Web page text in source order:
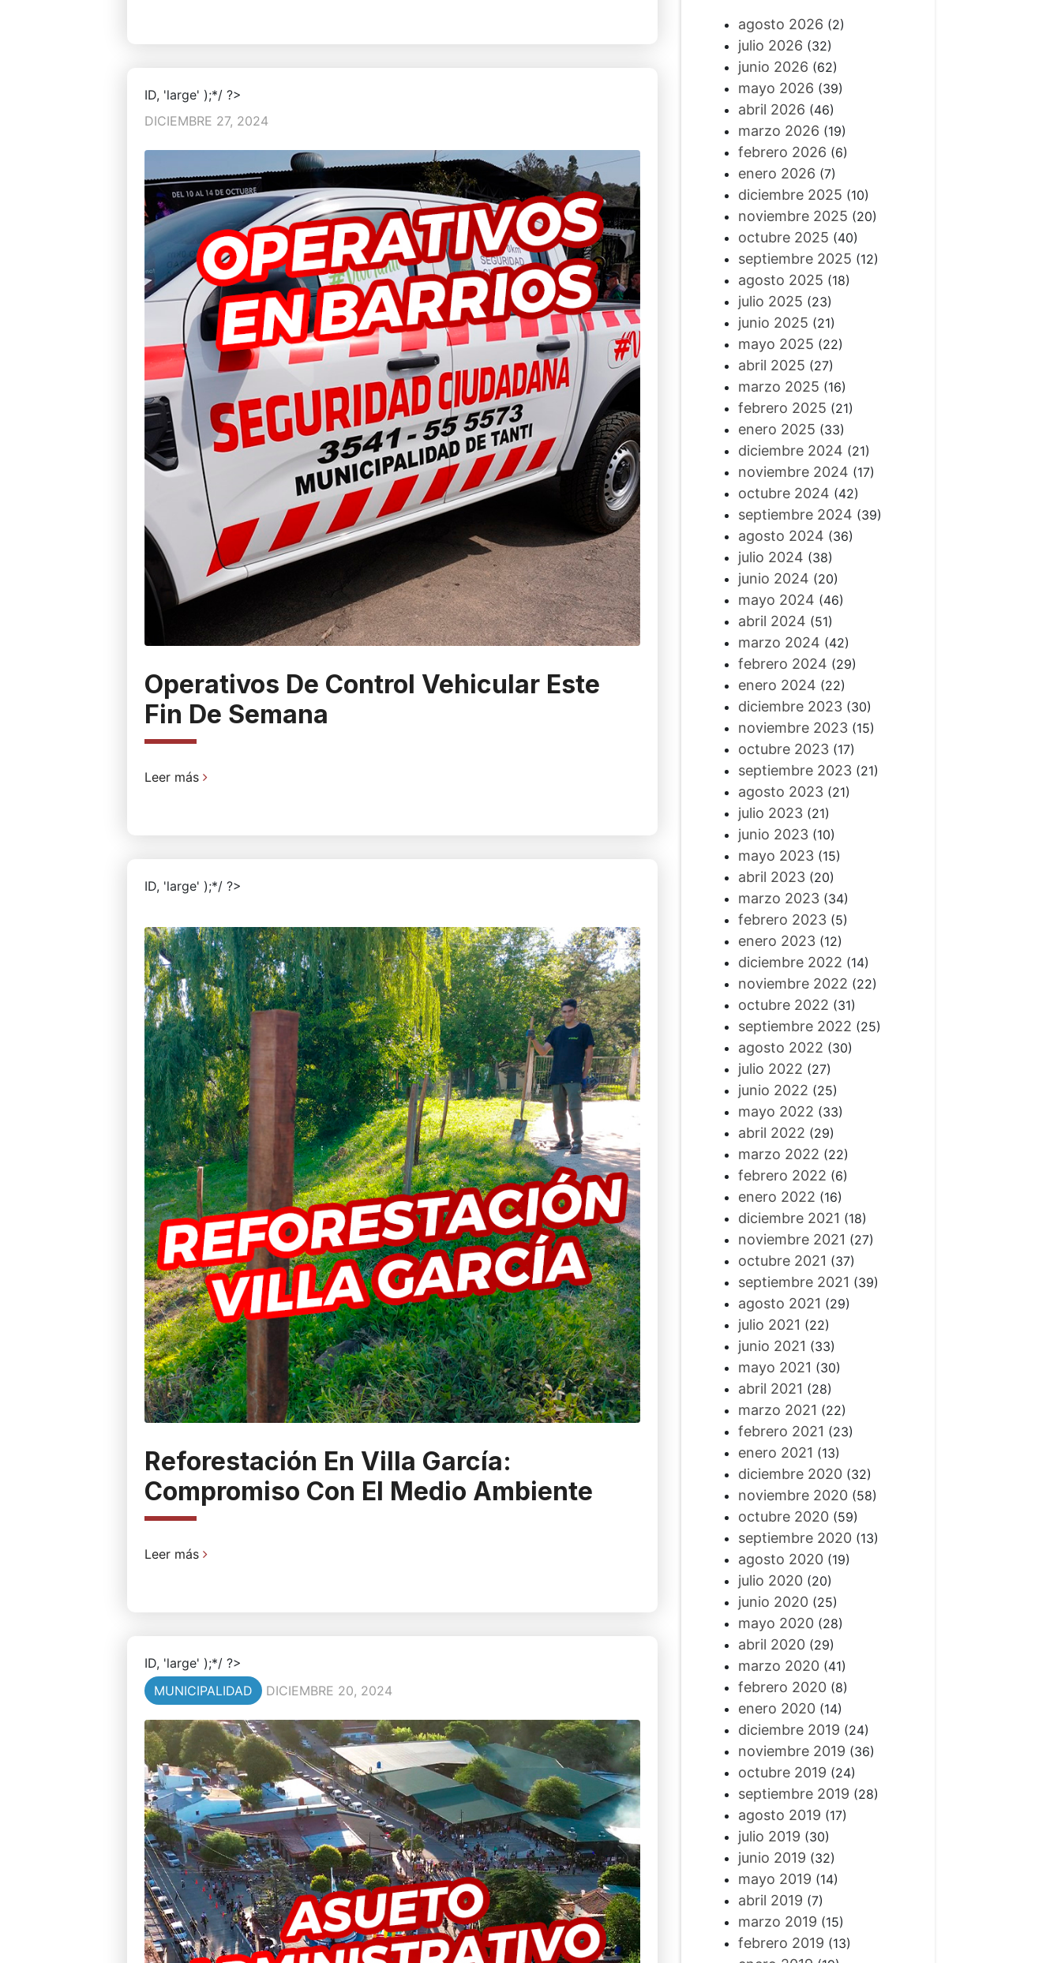
ID, 'large' );*/ ?>
DICIEMBRE 27, 2024
Operativos De Control Vehicular Este
Fin De Semana
Leer más
ID, 'large' );*/ ?>
Reforestación En Villa García:
Compromiso Con El Medio Ambiente
Leer más
ID, 'large' );*/ ?>
MUNICIPALIDAD
DICIEMBRE 20, 2024
agosto 2026 (2)
julio 2026 (32)
junio 2026 (62)
mayo 2026 (39)
abril 2026 (46)
marzo 2026 (19)
febrero 2026 (6)
enero 2026 (7)
diciembre 2025 (10)
noviembre 2025 (20)
octubre 2025 (40)
septiembre 2025 (12)
agosto 2025 (18)
julio 2025 (23)
junio 2025 (21)
mayo 2025 (22)
abril 2025 (27)
marzo 2025 (16)
febrero 2025 (21)
enero 2025 (33)
diciembre 2024 (21)
noviembre 2024 (17)
octubre 2024 (42)
septiembre 2024 (39)
agosto 2024 (36)
julio 2024 (38)
junio 2024 (20)
mayo 2024 (46)
abril 2024 (51)
marzo 2024 (42)
febrero 2024 (29)
enero 2024 (22)
diciembre 2023(30)
noviembre 2023(15)
octubre 2023(17)
septiembre 2023(21)
agosto 2023(21)
julio 2023(21)
junio 2023(10)
mayo 2023(15)
abril 2023(20)
marzo 2023(34)
febrero 2023(5)
enero 2023(12)
diciembre 2022 (14)
noviembre 2022 (22)
octubre 2022 (31)
septiembre 2022 (25)
agosto 2022 (30)
julio 2022 (27)
junio 2022 (25)
mayo 2022 (33)
abril 2022 (29)
marzo 2022 (22)
febrero 2022 (6)
enero 2022 (16)
diciembre 2021 (18)
noviembre 2021 (27)
octubre 2021 (37)
septiembre 2021 (39)
agosto 2021 (29)
julio 2021 (22)
junio 2021 (33)
mayo 2021 (30)
abril 2021 (28)
marzo 2021 (22)
febrero 2021 (23)
enero 2021 (13)
diciembre 2020(32)
noviembre 2020(58)
octubre 2020(59)
septiembre 2020(13)
agosto 2020(19)
julio 2020(20)
junio 2020(25)
mayo 2020(28)
abril 2020(29)
marzo 2020(41)
febrero 2020(8)
enero 2020(14)
diciembre 2019 (24)
noviembre 2019 (36)
octubre 2019 (24)
septiembre 2019 (28)
agosto 2019 (17)
julio 2019 (30)
junio 2019 (32)
mayo 2019 (14)
abril 2019 (7)
marzo 2019 (15)
febrero 2019 (13)